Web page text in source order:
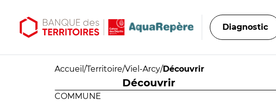
Diagnostic
Accueil /Territoire/Viel-Arcy/Découvrir
Découvrir
COMMUNE